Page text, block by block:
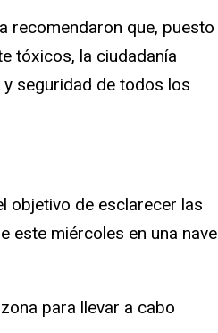
recomendaron que, puesto
tóxicos, la ciudadanía
seguridad de todos los
objetivo de esclarecer las
este miércoles en una nave
para llevar a cabo